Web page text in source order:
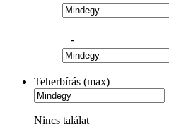
-
Teherbírás (max)
Nincs találat